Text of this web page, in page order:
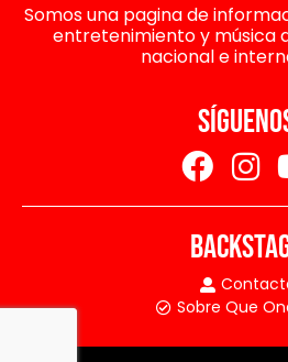
Somos una pagina de
entretenimiento y música
nacional e
Sobre Que